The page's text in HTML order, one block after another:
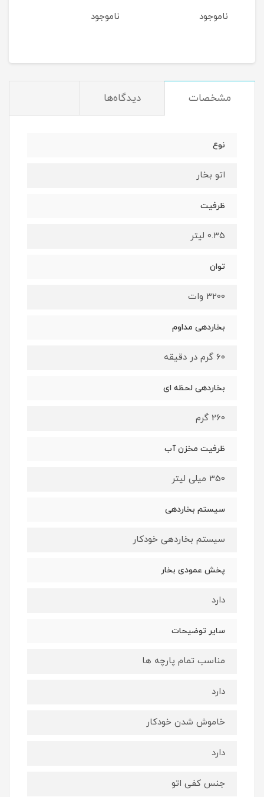
ناموجود ناموجود
مشخصات دیدگاه‌ها
نوع
اتو بخار
ظرفیت
۰.۳۵ لیتر
توان
3200 وات
بخاردهی مداوم
60 گرم در دقیقه
بخاردهی لحظه ای
260 گرم
ظرفیت مخزن آب
350 میلی لیتر
سیستم بخاردهی
سیستم بخاردهی خودکار
پخش عمودی بخار
دارد
سایر توضیحات
مناسب تمام پارچه ها
دارد
خاموش شدن خودکار
دارد
جنس کفی اتو